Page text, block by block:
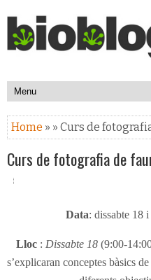
Home » » Curs de
Curs de fotografia de
Data: dissabte 18
Lloc : Dissabte 18(9:00-
s’explicaran conceptes bàsics